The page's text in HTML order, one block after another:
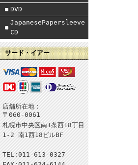
DVD
JapanesePapersleeve
CD
サード・イアー
店舗所在地：
〒060-0061
札幌市中央区南1条西18丁目
1-2 南1西18ビルBF
TEL:011-613-0327